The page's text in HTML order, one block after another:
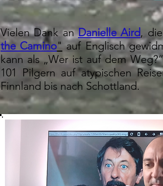
Vielen Dank anDanielle Aird,
the Camino" auf Englisch
kann als „Wer ist auf dem
101 Pilgern auf atypischen
Finnland bis nach Schottland.